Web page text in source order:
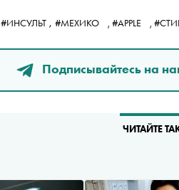
#ИНСУЛЬТ , #МЕХИКО , #APPLE ,
Подписывайтесь на
ЧИТАЙТЕ